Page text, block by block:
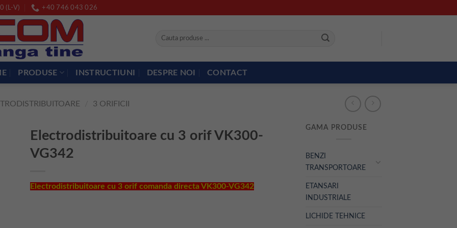
(L-V) +40 746 043 026
Caută
PRODUSE INSTRUCTIUNI DESPRE NOI CONTACT
3 ORIFICII
Electrodistribuitoare cu 3 orif VK300-
VG342
Electrodistribuitoare cu 3 orif comanda directa VK300-VG342
GAMA PRODUSE
BENZI
TRANSPORTOARE
ETANSARI
INDUSTRIALE
LICHIDE TEHNICE